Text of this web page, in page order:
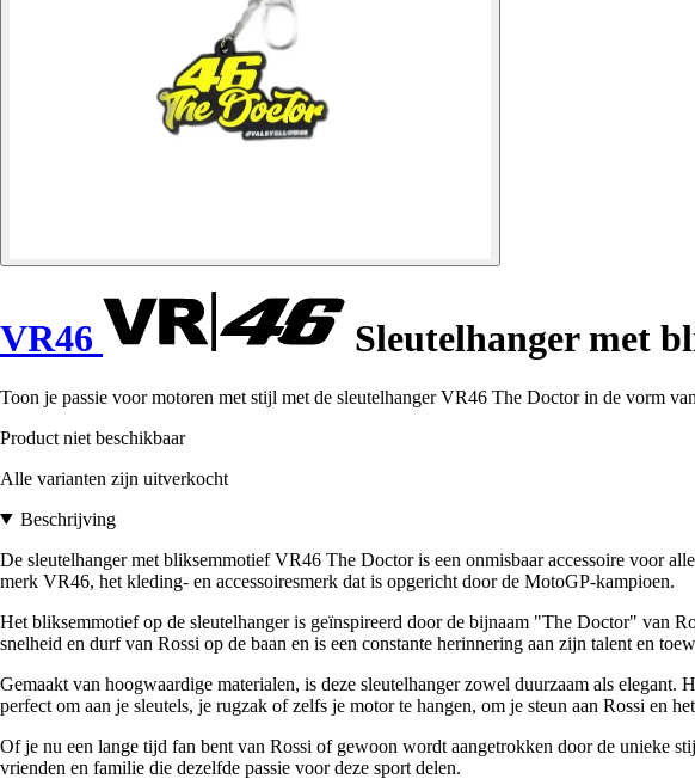
VR46 Sleutelhanger met
Toon je passie voor motoren met stijl met de sleutelhanger VR46 The Doctor in de vorm
Product niet beschikbaar
Alle varianten zijn uitverkocht
Beschrijving
De sleutelhanger met bliksemmotief VR46 The Doctor is een onmisbaar accessoire voor
merk VR46, het kleding- en accessoiresmerk dat is opgericht door de MotoGP-kampioen.
Het bliksemmotief op de sleutelhanger is geïnspireerd door de bijnaam "The Doctor" van
snelheid en durf van Rossi op de baan en is een constante herinnering aan zijn talent en
Gemaakt van hoogwaardige materialen, is deze sleutelhanger zowel duurzaam als
perfect om aan je sleutels, je rugzak of zelfs je motor te hangen, om je steun aan Rossi en
Of je nu een lange tijd fan bent van Rossi of gewoon wordt aangetrokken door de unieke
vrienden en familie die dezelfde passie voor deze sport delen.